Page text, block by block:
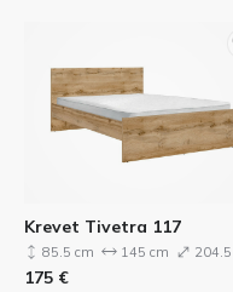
Krevet Tivetra 117
85.5 cm 145 cm
175 €